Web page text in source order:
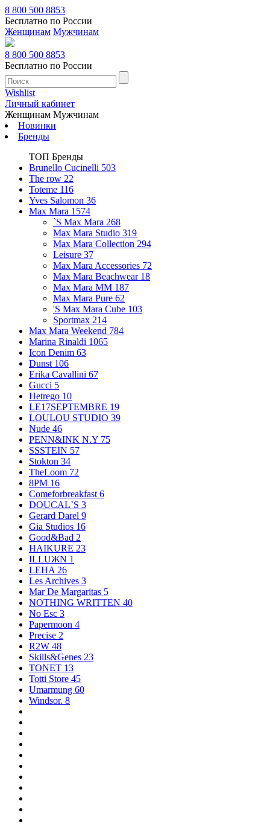
8 800 500 8853
Бесплатно по России
Женщинам Мужчинам
8 800 500 8853
Бесплатно по России
Wishlist
Личный кабинет
Женщинам Мужчинам
Новинки
Бренды
ТОП Бренды
Brunello Cucinelli 503
The row 22
Toteme 116
Yves Salomon 36
Max Mara 1574
`S Max Mara 268
Max Mara Studio 319
Max Mara Collection 294
Leisure 37
Max Mara Accessories 72
Max Mara Beachwear 18
Max Mara MM 187
Max Mara Pure 62
'S Max Mara Cube 103
Sportmax 214
Max Mara Weekend 784
Marina Rinaldi 1065
Icon Denim 63
Dunst 106
Erika Cavallini 67
Gucci 5
Hetrego 10
LE17SEPTEMBRE 19
LOULOU STUDIO 39
Nude 46
PENN&INK N.Y 75
SSSTEIN 57
Stokton 34
TheLoom 72
8PM 16
Comeforbreakfast 6
DOUCAL`S 3
Gerard Darel 9
Gia Studios 16
Good&Bad 2
HAIKURE 23
ILLUЖN 1
LEHA 26
Les Archives 3
Mar De Margaritas 5
NOTHING WRITTEN 40
No Esc 3
Papermoon 4
Precise 2
R2W 48
Skills&Genes 23
TONET 13
Totti Store 45
Umarmung 60
Windsor. 8